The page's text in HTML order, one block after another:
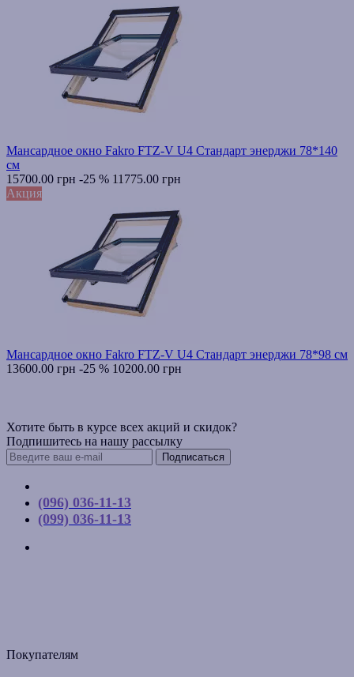
Мансардное окно Fakro FTZ-V U4 Стандарт энерджи 78*140
см
15700.00 грн -25 % 11775.00 грн
Акция
Мансардное окно Fakro FTZ-V U4 Стандарт энерджи 78*98 см
13600.00 грн -25 % 10200.00 грн
Хотите быть в курсе всех акций и скидок?
Подпишитесь на нашу рассылку
Подписаться
(096) 036-11-13
(099) 036-11-13
Покупателям